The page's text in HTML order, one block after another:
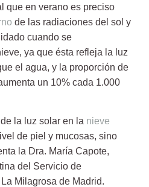
que en verano es preciso
de las radiaciones del sol y
cuando se
ya que ésta refleja la luz
el agua, y la proporción de
un 10% cada 1.000
la luz solar en la nieve
de piel y mucosas, sino
la Dra. María Capote,
del Servicio de
Milagrosa de Madrid.